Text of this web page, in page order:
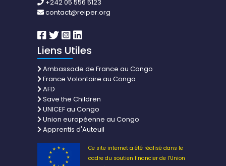
+242 05 556 5123
contact@reiper.org
Liens Utiles
Ambassade de France au Congo
France Volontaire au Congo
AFD
Save the Children
UNICEF au Congo
Union européenne au Congo
Apprentis d'Auteuil
Ce site internet a été réalisé dans le
cadre du soutien financier de l’Union